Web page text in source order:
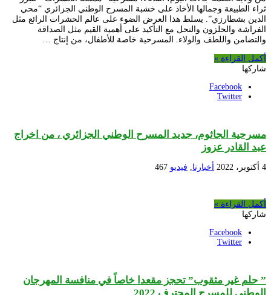
ثراء الطبيعة وجمالها الأخاذ على خشبة المسرح الوطني الجزائري “محي
الدين بشطارزي”. يسلط هذا العرض الضوء على عالم الحشرات الرائع مثل
الفراشة والحلزون والنحل مع التأكيد على أهمية القيم مثل الصداقة
والتضامن واللطف والولاء. المسرحية خاصة للأطفال، من إنتاج …
أكمل القراءة »
شاركها
Facebook
Twitter
مسرحية الجاثوم، جديد المسرح الوطني الجزائري ، من اخراج
عبد القادر عزوز
4 أكتوبر، 2022 أخبارنا, فيديو 467
أكمل القراءة »
شاركها
Facebook
Twitter
” حلم غير مثقوب” تحجز مقعدا خاصاً في منافسة المهرجان